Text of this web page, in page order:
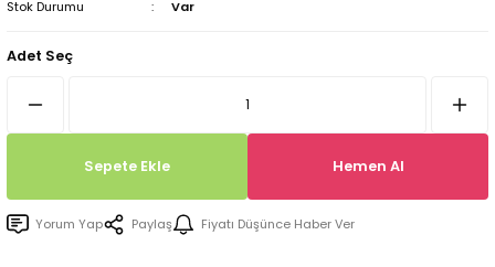
Tütsülük Silikonkalıpları
Stok Durumu
Var
Adet Seç
Sepete Ekle Hemen Al
Yorum Yap Paylaş Fiyatı Düşünce Haber Ver